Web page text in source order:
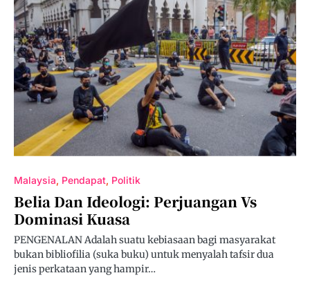
Malaysia Pendapat Politik
Belia Dan Ideologi: Perjuangan Vs
Dominasi Kuasa
PENGENALAN Adalah suatu kebiasaan bagi masyarakat
bukan bibliofilia (suka buku) untuk menyalah tafsir dua
jenis perkataan yang hampir…